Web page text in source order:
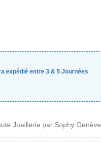
expédié entre3& 5Journées
Joaillerie par Sophy Genève